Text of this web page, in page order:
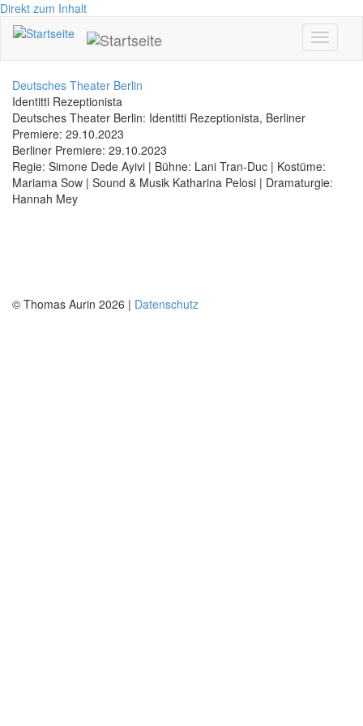
Direkt zum Inhalt
Toggle
Deutsches Theater Berlin
Identitti Rezeptionista
Deutsches Theater Berlin: Identitti Rezeptionista, Berliner
Premiere: 29.10.2023
Berliner Premiere: 29.10.2023
Regie: Simone Dede Ayivi | Bühne: Lani Tran-Duc | Kostüme:
Mariama Sow | Sound & Musik Katharina Pelosi | Dramaturgie:
Hannah Mey
© Thomas Aurin 2026 | Datenschutz